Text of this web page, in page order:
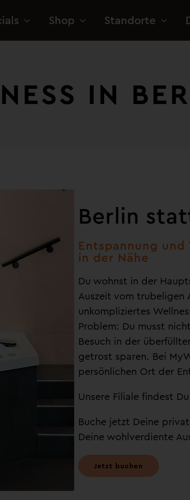
Shop Standorte
IN
Berlin
Entspannung und
in der Nähe
Du wohnst in der
Auszeit vom trubeligen
unkompliziertes
Problem: Du musst
Besuch in der
getrost sparen. Bei
persönlichen Ort der
Unsere Filiale findest
Buche jetzt Deine
Deine wohlverdiente
Jetzt buchen